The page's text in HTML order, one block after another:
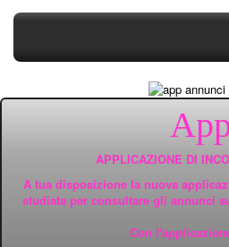
APPLICAZIONE DI
A tua disposizione la nuova
studiata per consultare gli annunci
Con